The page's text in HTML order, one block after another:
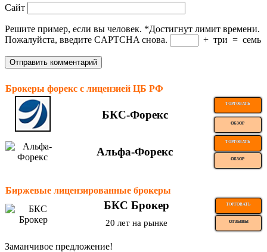
Сайт
Решите пример, если вы человек. *Достигнут лимит времени.
Пожалуйста, введите CAPTCHA снова.
+ три = семь
Брокеры форекс с лицензией ЦБ РФ
БКС-Форекс
ТОРГОВАТЬ
ОБЗОР
Альфа-Форекс
ТОРГОВАТЬ
ОБЗОР
Биржевые лицензированные брокеры
БКС Брокер ТОРГОВАТЬ
20 лет на рынке ОТЗЫВЫ
Заманчивое предложение!